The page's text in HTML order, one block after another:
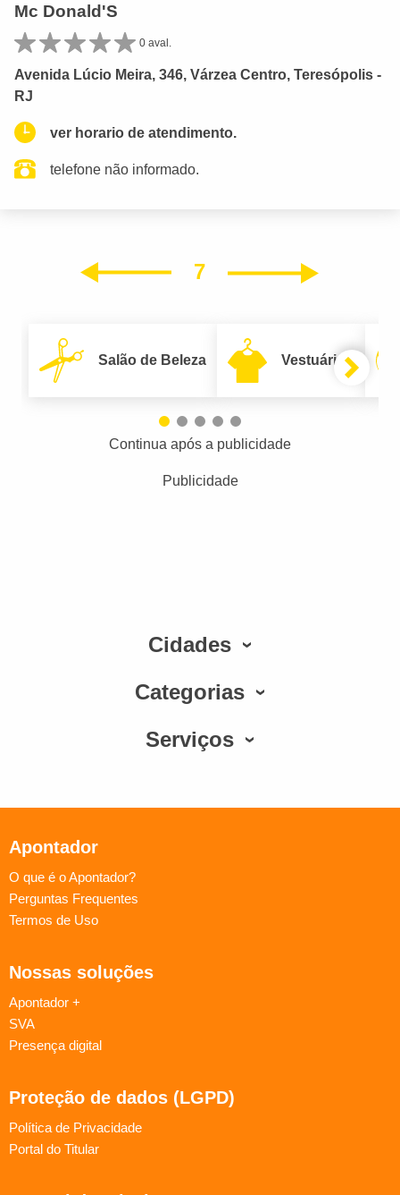
Mc Donald'S
0 aval.
Avenida Lúcio Meira, 346, Várzea Centro, Teresópolis -
RJ
ver horario de atendimento.
telefone não informado.
7
Salão de Beleza Vestuário
Continua após a publicidade
Publicidade
Cidades
Categorias
Serviços
Apontador
O que é o Apontador?
Perguntas Frequentes
Termos de Uso
Nossas soluções
Apontador +
SVA
Presença digital
Proteção de dados (LGPD)
Política de Privacidade
Portal do Titular